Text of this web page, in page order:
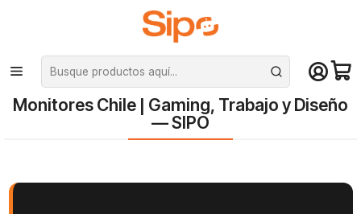
¡Compra hasta mediodía y recibe hoy! De lunes a sábado en el gran
Santiago. Envío gratis desde $29.990
Inicio Monitores Chile | Gaming, Trabajo y Diseño — SIPO
Monitores Chile | Gaming, Trabajo y Diseño
— SIPO